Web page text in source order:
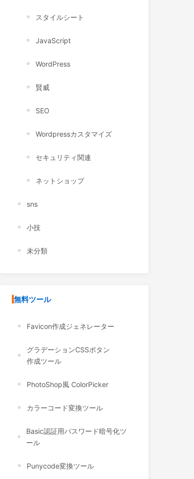
スタイルシート
JavaScript
WordPress
賢威
SEO
Wordpressカスタマイズ
セキュリティ関連
ネットショップ
sns
小技
未分類
無料ツール
Favicon作成ジェネレーター
グラデーションCSSボタン
作成ツール
PhotoShop風 ColorPicker
カラーコード変換ツール
Basic認証用パスワード暗号化ツ
ール
Punycode変換ツール